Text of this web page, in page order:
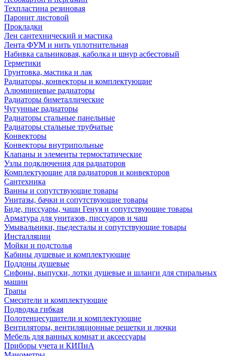
Техпластина резиновая
Паронит листовой
Прокладки
Лен сантехнический и мастика
Лента ФУМ и нить уплотнительная
Набивка сальниковая, каболка и шнур асбестовый
Герметики
Грунтовка, мастика и лак
Радиаторы, конвекторы и комплектующие
Алюминиевые радиаторы
Радиаторы биметаллические
Чугунные радиаторы
Радиаторы стальные панельные
Радиаторы стальные трубчатые
Конвекторы
Конвекторы внутрипольные
Клапаны и элементы термостатические
Узлы подключения для радиаторов
Комплектующие для радиаторов и конвекторов
Сантехника
Ванны и сопутствующие товары
Унитазы, бачки и сопутствующие товары
Биде, писсуары, чаши Генуя и сопутствующие товары
Арматура для унитазов, писсуаров и чаш
Умывальники, пьедесталы и сопутствующие товары
Инсталляции
Мойки и подстолья
Кабины душевые и комплектующие
Поддоны душевые
Сифоны, выпуски, лотки душевые и шланги для стиральных
машин
Трапы
Смесители и комплектующие
Подводка гибкая
Полотенцесушители и комплектующие
Вентиляторы, вентиляционные решетки и лючки
Мебель для ванных комнат и аксессуары
Приборы учета и КИПиА